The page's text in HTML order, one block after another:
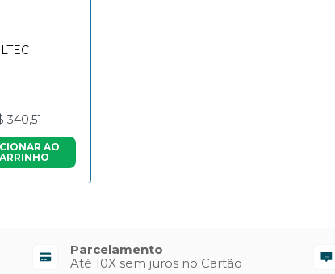
340,51
AO
Parcelamento
Até 10X sem juros no Cartão